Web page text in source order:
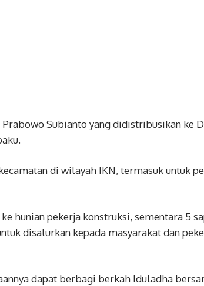
Subianto yang didistribusikan ke
di wilayah IKN, termasuk untuk
hunian pekerja konstruksi, sementara 5
disalurkan kepada masyarakat dan
dapat berbagi berkah Iduladha